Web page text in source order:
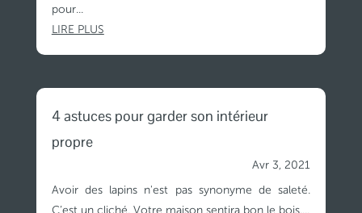
pour...
LIRE PLUS
4 astuces pour garder son intérieur
propre
Avr 3, 2021
Avoir des lapins n'est pas synonyme de saleté.
C’est un cliché. Votre maison sentira bon le bois,...